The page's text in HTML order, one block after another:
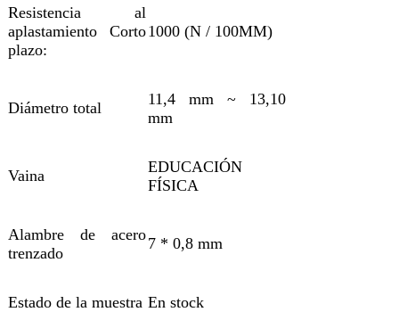
Resistencia al
aplastamiento Corto
plazo:
1000 (N / 100MM)
Diámetro total
11,4 mm ~ 13,10
mm
Vaina
EDUCACIÓN
FÍSICA
Alambre de acero
trenzado
7 * 0,8 mm
Estado de la muestra En stock